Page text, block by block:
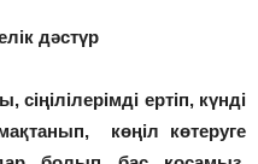
ертіп, күнді
көңіл көтеруге